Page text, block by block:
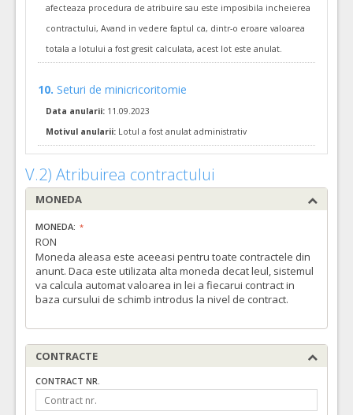
Cant min si max a acordului cadru, este specificata in caietul de sarcini, al prezentei documentatii.
COD CPV:
VALOAREA ESTIMATA FARA
200,00 - 9.600,00 Leu
ATRIBUIT
11. Filtru antibacterian umidificator cu schimb de caldura
33171000-9 Instrumente pentru anestezie si pentru reanimare
VALOAREA ESTIMATA FARA
TVA:
5. Set filtre bacteriene
Cant min si max a acordului cadru, este specificata in caietul de sarcini, al prezentei documentatii.
COD CPV:
33171000-9 Instrumente pentru anestezie si pentru reanimare
VALOAREA ESTIMATA FARA
ATRIBUIT
9. Tub in T cu racord venturi 40% si tub gofrat de 17cm
afecteaza procedura de atribuire sau este imposibila incheierea
contractului, Avand in vedere faptul ca, dintr-o eroare valoarea
totala a lotului a fost gresit calculata, acest lot este anulat.
10. Seturi de minicricoritomie
Data anularii: 11.09.2023
Motivul anularii: Lotul a fost anulat administrativ
V.2) Atribuirea contractului
MONEDA
MONEDA:
RON
Moneda aleasa este aceeasi pentru toate contractele din
anunt. Daca este utilizata alta moneda decat leul, sistemul
va calcula automat valoarea in lei a fiecarui contract in
baza cursului de schimb introdus la nivel de contract.
CONTRACTE
CONTRACT NR.